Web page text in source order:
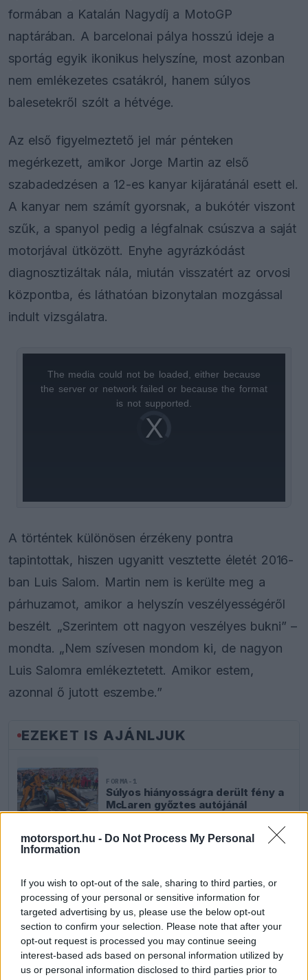
motorsport.hu - Do Not Process My Personal
Information
If you wish to opt-out of the sale, sharing to third parties, or
processing of your personal or sensitive information for
targeted advertising by us, please use the below opt-out
section to confirm your selection. Please note that after your
opt-out request is processed you may continue seeing
interest-based ads based on personal information utilized by
us or personal information disclosed to third parties prior to
formában a Katalán Nagydíj a MotoGP
naptárában. A barcelonai pálya hosszú ideje a
sportág egyik ikonikus helyszíne, most azonban
nem emlékezetes csatákról, hanem súlyos
balesetekről szólt a hétvége.
Az első figyelmeztető jel már pénteken
megérkezett, amikor Jorge Martin az első
szabadedzésen a 12-es kanyar kijáratánál esett el.
A kanyar nem számít gyorsnak, a bukótér viszont
szűk, a spanyol pedig a légfalnak csúszva a saját
motorjával ütközött. Enyhe agyrázkódást
diagnosztizáltak nála, miután visszatért az orvosi
központba, és láthatóan bizonytalan mozgással
indult vizsgálatra.
Video
Player
loading.
The media could not be loaded, either because
the server or network failed or because the format
is not supported.
A történtek különösen érzékeny pontra
tapintottak, hiszen ugyanitt vesztette életét 2016-
ban Luis Salom. Martin nem is kerülte meg a
párhuzamot, amikor a helyszín veszélyességéről
beszélt. „Szerintem ott nagyon veszélyes bukni” –
mondta. „Nem szívesen mondom ki, de nagyon
Luis Salomra emlékeztetett. Amikor estem,
azonnal ő jutott eszembe.”
EZEKET IS AJÁNLJUK
FORMA-1
Súlyos hiányosságra derült fény a
McLaren győztes autójánál
hozta meg a Racing Bulls nagy
áttörését
FORMA-1
Adrian Newey megtörte a csendet